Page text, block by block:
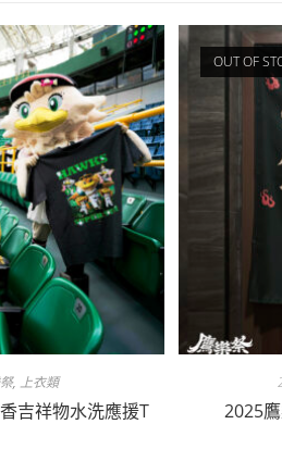
, 上衣類
吉祥物水洗應援T
OUT OF
2025